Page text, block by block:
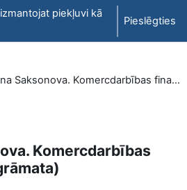
piekļuvi kā
Pieslēgties
Svetlana Saksonova. Komercdarbības finansēšana (e-grāmata)
Komercdarbības